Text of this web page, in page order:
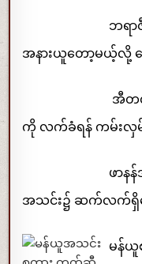
ဘရာ
အနားယူတော့မယ့်လို့
အီတ
ကို လက်ခံရန် ကမ်းလှမ်
ဖာန
အသင်း၌ ဆက်လက်ရှိန
မန်